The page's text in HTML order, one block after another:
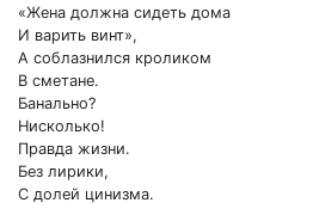
«Жена должна сидеть дома
И варить винт»,
А соблазнился кроликом
В сметане.
Банально?
Нисколько!
Правда жизни.
Без лирики,
С долей цинизма.